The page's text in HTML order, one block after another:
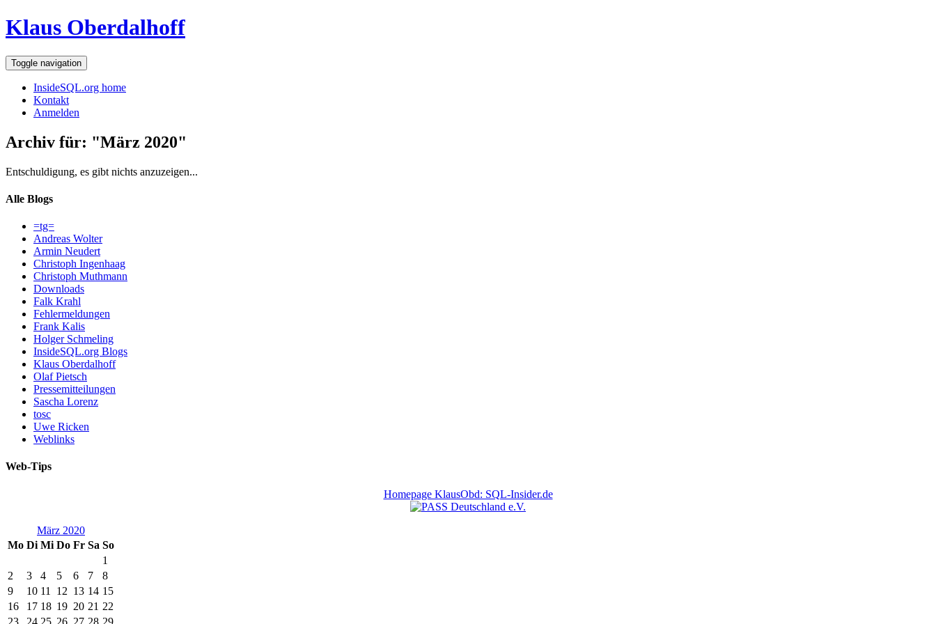
Klaus Oberdalhoff
Toggle navigation
InsideSQL.org home
Kontakt
Anmelden
Archiv für: "März 2020"
Entschuldigung, es gibt nichts anzuzeigen...
Alle Blogs
=tg=
Andreas Wolter
Armin Neudert
Christoph Ingenhaag
Christoph Muthmann
Downloads
Falk Krahl
Fehlermeldungen
Frank Kalis
Holger Schmeling
InsideSQL.org Blogs
Klaus Oberdalhoff
Olaf Pietsch
Pressemitteilungen
Sascha Lorenz
tosc
Uwe Ricken
Weblinks
Web-Tips
Homepage KlausObd: SQL-Insider.de
März 2020
Mo Di Mi Do Fr Sa So
1
2
3 4 5 6 7
8
9
10 11 12 13 14 15
16
17 18 19 20 21 22
23
24 25 26 27 28 29